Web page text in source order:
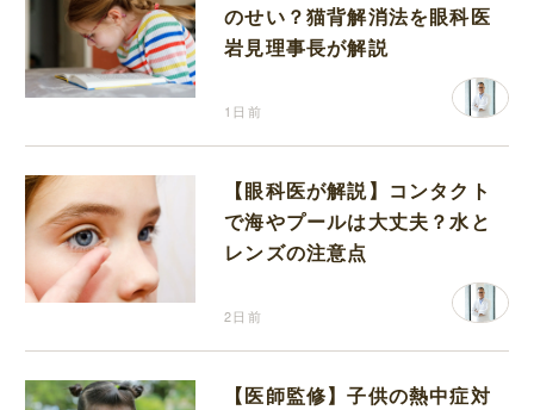
のせい？猫背解消法を眼科医
岩見理事長が解説
1日前
【眼科医が解説】コンタクト
で海やプールは大丈夫？水と
レンズの注意点
2日前
【医師監修】子供の熱中症対